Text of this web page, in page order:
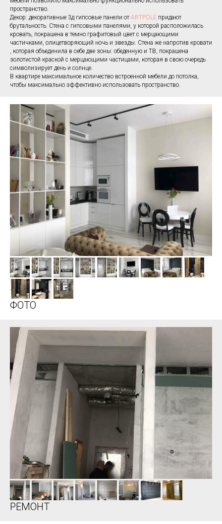
пространство.
Декор: декоративные 3д гипсовые панели отARTPOLE придают
брутальность. Стена с гипсовыми панелями, у которой расположилась
кровать, покрашена в темно графитовый цвет с мерцающими
частичками, олицетворяющий ночь и звезды. Стена же напротив кровати
, которая объединила в себе две зоны: обеденную и ТВ, покрашена
золотистой краской с мерцающими частицами, которая в свою очередь
символизирует день и солнце.
В квартире максимальное количество встроенной мебели до потолка,
чтобы максимально эффективно использовать пространство.
ФОТО
РЕМОНТ